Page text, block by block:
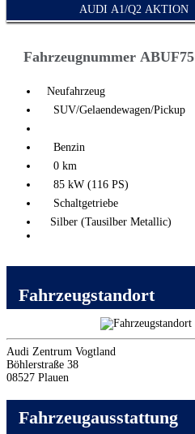
AUDI A1/Q2 AKTION
Fahrzeugnummer ABUF75
Neufahrzeug
SUV/Gelaendewagen/Pickup
Benzin
0 km
85 kW (116 PS)
Schaltgetriebe
Silber (Tausilber Metallic)
Fahrzeugstandort
Audi Zentrum Vogtland
Böhlerstraße 38
08527 Plauen
Fahrzeugausstattung